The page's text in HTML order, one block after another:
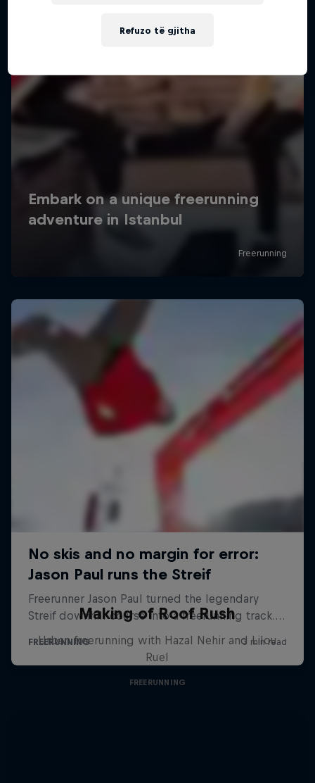
Making of Roof Rush
Urban freerunning with Hazal Nehir and Lilou
Ruel
FREERUNNING
Refuzo të gjitha